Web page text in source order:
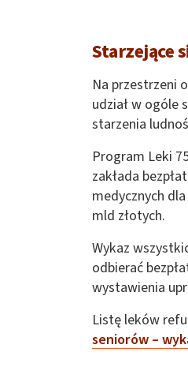
Starzejące
Na przestrzeni
udział w ogóle
starzenia
Program Leki
zakłada
medycznych
mld złotych.
Wykaz
odbierać
wystawienia
Listę leków
seniorów –